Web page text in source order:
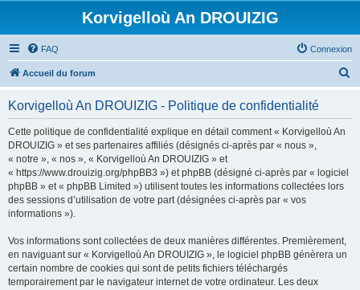
Korvigelloù An DROUIZIG
FAQ Connexion
Accueil du forum
Korvigelloù An DROUIZIG - Politique de confidentialité
Cette politique de confidentialité explique en détail comment « Korvigelloù An
DROUIZIG » et ses partenaires affiliés (désignés ci-après par « nous »,
« notre », « nos », « Korvigelloù An DROUIZIG » et
« https://www.drouizig.org/phpBB3 ») et phpBB (désigné ci-après par « logiciel
phpBB » et « phpBB Limited ») utilisent toutes les informations collectées lors
des sessions d’utilisation de votre part (désignées ci-après par « vos
informations »).
Vos informations sont collectées de deux manières différentes. Premièrement,
en naviguant sur « Korvigelloù An DROUIZIG », le logiciel phpBB génèrera un
certain nombre de cookies qui sont de petits fichiers téléchargés
temporairement par le navigateur internet de votre ordinateur. Les deux